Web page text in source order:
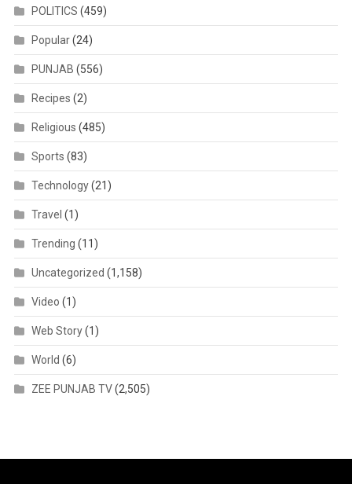
POLITICS (459)
Popular(24)
PUNJAB (556)
Recipes (2)
Religious (485)
Sports (83)
Technology(21)
Travel (1)
Trending (11)
Uncategorized (1,158)
Video (1)
Web Story(1)
World (6)
ZEE PUNJAB TV(2,505)